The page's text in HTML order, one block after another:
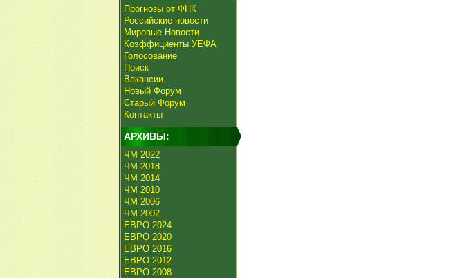
Прогнозы от ФНК
Российские новости
Мировые Новости
Коэффициенты УЕФА
Голосование
Поиск
Вакансии
Новый Форум
Старый Форум
Контакты
АРХИВЫ:
ЧМ 2022
ЧМ 2018
ЧМ 2014
ЧМ 2010
ЧМ 2006
ЧМ 2002
ЕВРО 2024
ЕВРО 2020
ЕВРО 2016
ЕВРО 2012
ЕВРО 2008